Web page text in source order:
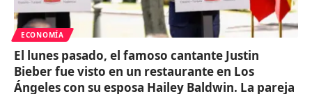
ECONOMÍA
El lunes pasado, el famoso cantante Justin
Bieber fue visto en un restaurante en Los
Ángeles con su esposa Hailey Baldwin. La pareja